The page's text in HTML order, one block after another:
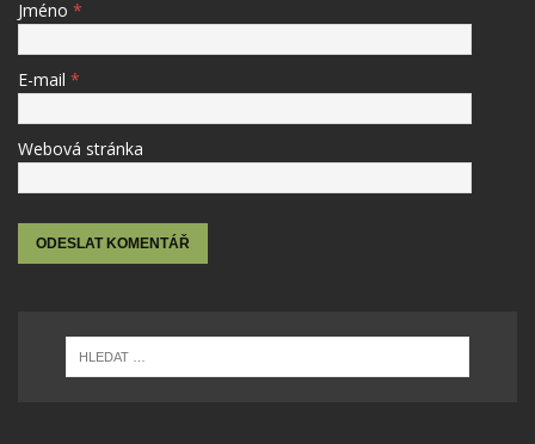
Jméno *
E-mail *
Webová stránka